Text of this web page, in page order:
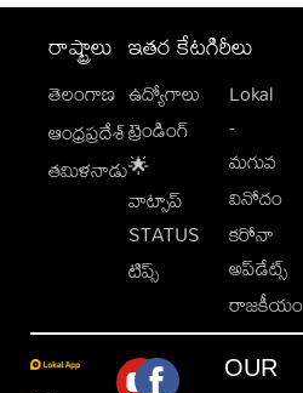
రాష్ట్రాలు
తెలంగాణ
ఆంధ్రప్రదేశ్
తమిళనాడు
ఇతర కేటగిరీలు
ఉద్యోగాలు
ట్రెండింగ్
🌟
వాట్సాప్
STATUS
టిప్స్
Lokal
-
మగువ
వినోదం
కరోనా
అప్‌డేట్స్
రాజకీయం
OUR